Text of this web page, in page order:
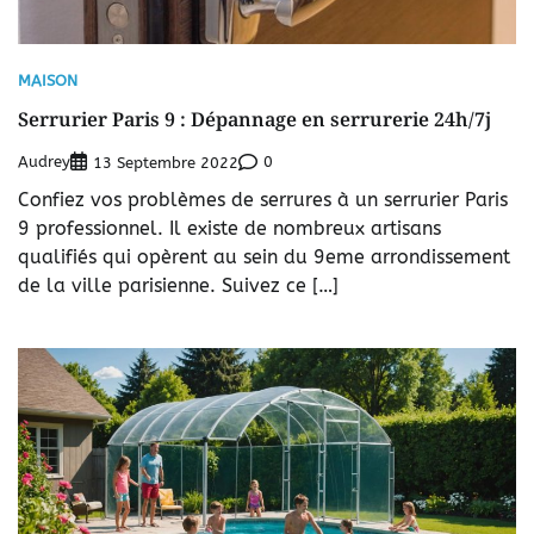
MAISON
Serrurier Paris 9 : Dépannage en serrurerie 24h/7j
Audrey 13 Septembre 2022 0
Confiez vos problèmes de serrures à un serrurier Paris
9 professionnel. Il existe de nombreux artisans
qualifiés qui opèrent au sein du 9eme arrondissement
de la ville parisienne. Suivez ce […]